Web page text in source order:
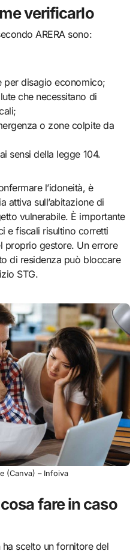
verificarlo
ARERA sono:
per disagio economico;
che necessitano di
o zone colpite da
sensi della legge 104.
l’idoneità, è
attiva sull’abitazione di
vulnerabile. È importante
e fiscali risultino corretti
proprio gestore. Un errore
di residenza può bloccare
STG.
(Canva) – Infoiva
fare in caso
scelto un fornitore del